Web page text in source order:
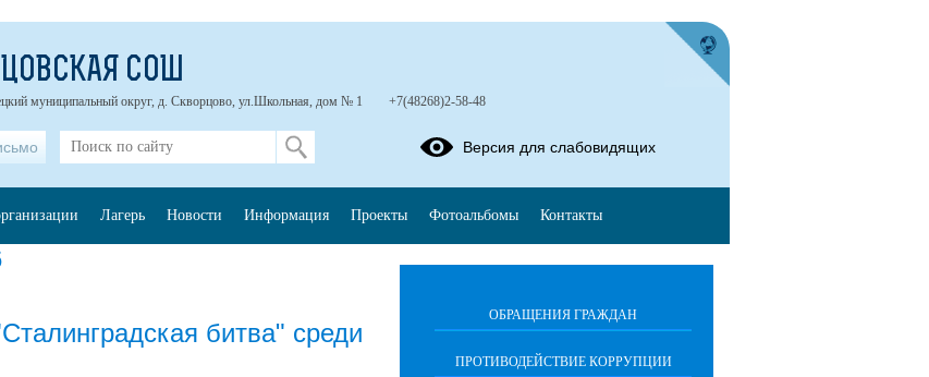
битва" среди
ОБРАЩЕНИЯ ГРАЖДАН
ПРОТИВОДЕЙСТВИЕ КОРРУПЦИИ
СОШ
муниципальный округ, д. Скворцово, ул.Школьная, дом № 1 +7(48268)2-58-48
Версия для слабовидящих
Лагерь Новости Информация Проекты Фотоальбомы Контакты